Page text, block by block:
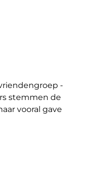
-
stemmen de
vooral gave